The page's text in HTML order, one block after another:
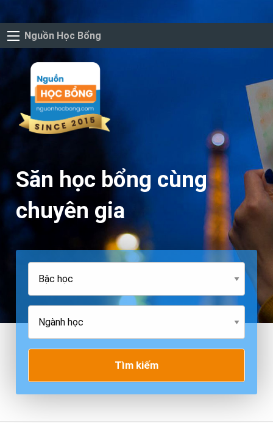
Nguồn Học Bổng
Săn học bổng cùng
chuyên gia
Tìm kiếm